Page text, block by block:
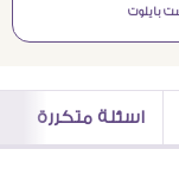
بايلوت
اسئلة متكررة